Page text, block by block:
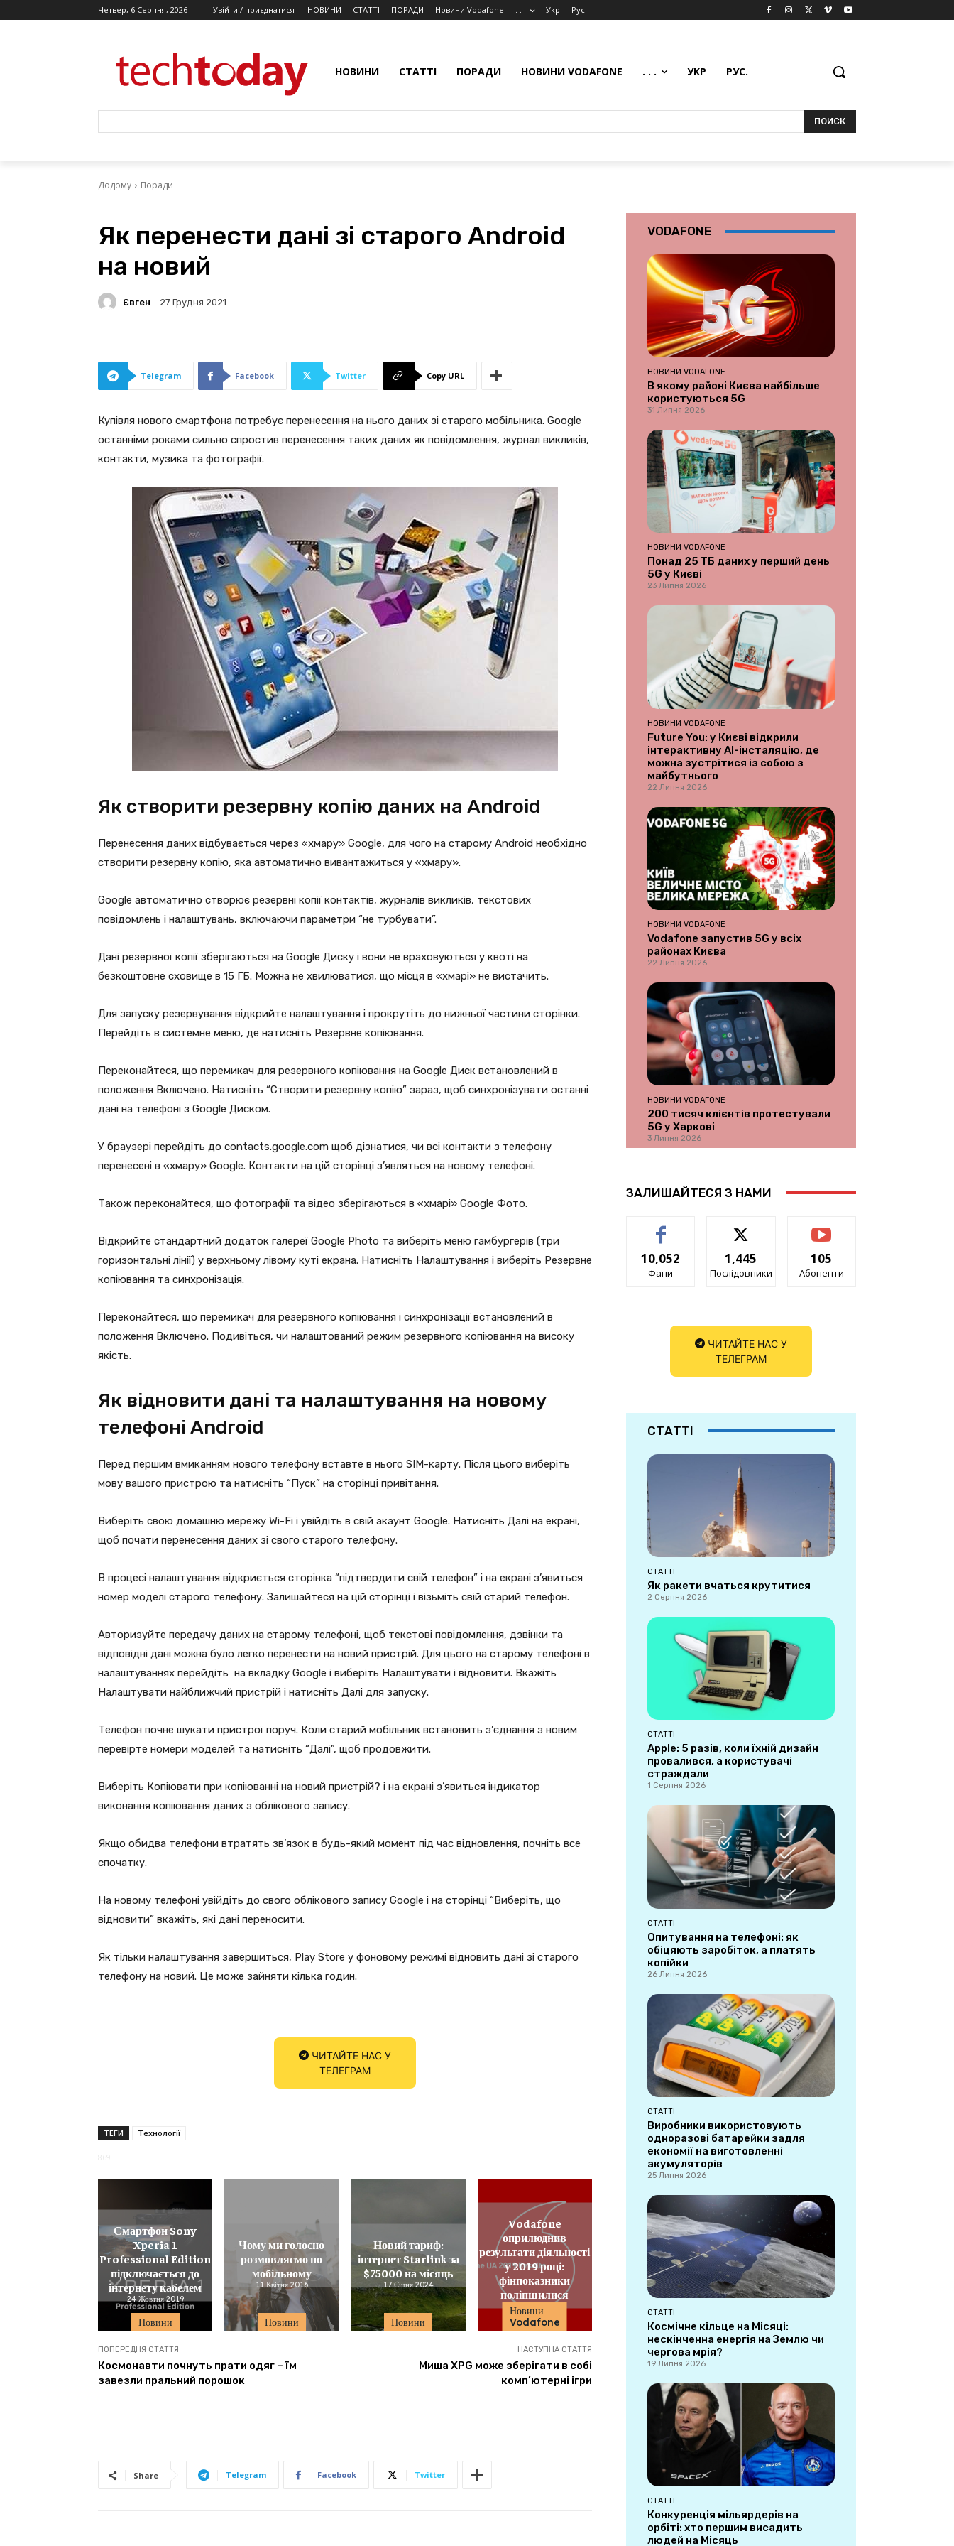
Четвер, 6 Серпня, 2026 Увійти / приєднатися НОВИНИ СТАТТІ ПОРАДИ Новини Vodafone . . . Укр Рус.
НОВИНИ СТАТТІ ПОРАДИ НОВИНИ VODAFONE . . . УКР РУС.
ПОИСК
Додому Поради
Як перенести дані зі старого Android
на новий
Євген 27 Грудня 2021
Telegram Facebook Twitter Copy URL
Купівля нового смартфона потребує перенесення на нього даних зі старого мобільника. Google
останніми роками сильно спростив перенесення таких даних як повідомлення, журнал викликів,
контакти, музика та фотографії.
Як створити резервну копію даних на Android
Перенесення даних відбувається через «хмару» Google, для чого на старому Android необхідно
створити резервну копію, яка автоматично вивантажиться у «хмару».
Google автоматично створює резервні копії контактів, журналів викликів, текстових
повідомлень і налаштувань, включаючи параметри “не турбувати”.
Дані резервної копії зберігаються на Google Диску і вони не враховуються у квоті на
безкоштовне сховище в 15 ГБ. Можна не хвилюватися, що місця в «хмарі» не вистачить.
Для запуску резервування відкрийте налаштування і прокрутіть до нижньої частини сторінки.
Перейдіть в системне меню, де натисніть Резервне копіювання.
Переконайтеся, що перемикач для резервного копіювання на Google Диск встановлений в
положення Включено. Натисніть “Створити резервну копію” зараз, щоб синхронізувати останні
дані на телефоні з Google Диском.
У браузері перейдіть до contacts.google.com щоб дізнатися, чи всі контакти з телефону
перенесені в «хмару» Google. Контакти на цій сторінці з’являться на новому телефоні.
Також переконайтеся, що фотографії та відео зберігаються в «хмарі» Google Фото.
Відкрийте стандартний додаток галереї Google Photo та виберіть меню гамбургерів (три
горизонтальні лінії) у верхньому лівому куті екрана. Натисніть Налаштування і виберіть Резервне
копіювання та синхронізація.
Переконайтеся, що перемикач для резервного копіювання і синхронізації встановлений в
положення Включено. Подивіться, чи налаштований режим резервного копіювання на високу
якість.
Як відновити дані та налаштування на новому
телефоні Android
Перед першим вмиканням нового телефону вставте в нього SIM-карту. Після цього виберіть
мову вашого пристрою та натисніть “Пуск” на сторінці привітання.
Виберіть свою домашню мережу Wi-Fi і увійдіть в свій акаунт Google. Натисніть Далі на екрані,
щоб почати перенесення даних зі свого старого телефону.
В процесі налаштування відкриється сторінка “підтвердити свій телефон” і на екрані з’явиться
номер моделі старого телефону. Залишайтеся на цій сторінці і візьміть свій старий телефон.
Авторизуйте передачу даних на старому телефоні, щоб текстові повідомлення, дзвінки та
відповідні дані можна було легко перенести на новий пристрій. Для цього на старому телефоні в
налаштуваннях перейдіть на вкладку Google і виберіть Налаштувати і відновити. Вкажіть
Налаштувати найближчий пристрій і натисніть Далі для запуску.
Телефон почне шукати пристрої поруч. Коли старий мобільник встановить з’єднання з новим
перевірте номери моделей та натисніть “Далі”, щоб продовжити.
Виберіть Копіювати при копіюванні на новий пристрій? і на екрані з’явиться індикатор
виконання копіювання даних з облікового запису.
Якщо обидва телефони втратять зв’язок в будь-який момент під час відновлення, почніть все
спочатку.
На новому телефоні увійдіть до свого облікового запису Google і на сторінці “Виберіть, що
відновити” вкажіть, які дані переносити.
Як тільки налаштування завершиться, Play Store у фоновому режимі відновить дані зі старого
телефону на новий. Це може зайняти кілька годин.
ЧИТАЙТЕ НАС У
ТЕЛЕГРАМ
ТЕГИ Технології
Новини
Смартфон Sony
Xperia 1
Professional Edition
підключається до
інтернету кабелем
24 Жовтня 2019
Новини
Чому ми голосно
розмовляємо по
мобільному
11 Квітня 2016
Новини
Новий тариф:
інтернет Starlink за
$75000 на місяць
17 Січня 2024
Новини
Vodafone
Vodafone
оприлюднив
результати діяльності
у 2019 році:
фінпоказники
поліпшилися
21 Квітня 2020
ПОПЕРЕДНЯ СТАТТЯ
Космонавти почнуть прати одяг – їм
завезли пральний порошок
НАСТУПНА СТАТТЯ
Миша XPG може зберігати в собі
комп’ютерні ігри
Share Telegram Facebook Twitter
VODAFONE
НОВИНИ VODAFONE
В якому районі Києва найбільше
користуються 5G
31 Липня 2026
НОВИНИ VODAFONE
Понад 25 ТБ даних у перший день
5G у Києві
23 Липня 2026
НОВИНИ VODAFONE
Future You: у Києві відкрили
інтерактивну AI-інсталяцію, де
можна зустрітися із собою з
майбутнього
22 Липня 2026
НОВИНИ VODAFONE
Vodafone запустив 5G у всіх
районах Києва
22 Липня 2026
НОВИНИ VODAFONE
200 тисяч клієнтів протестували
5G у Харкові
3 Липня 2026
ЗАЛИШАЙТЕСЯ З НАМИ
10,052
Фани
1,445
Послідовники
105
Абоненти
ЧИТАЙТЕ НАС У
ТЕЛЕГРАМ
СТАТТІ
СТАТТІ
Як ракети вчаться крутитися
2 Серпня 2026
СТАТТІ
Apple: 5 разів, коли їхній дизайн
провалився, а користувачі
страждали
1 Серпня 2026
СТАТТІ
Опитування на телефоні: як
обіцяють заробіток, а платять
копійки
26 Липня 2026
СТАТТІ
Виробники використовують
одноразові батарейки задля
економії на виготовленні
акумуляторів
25 Липня 2026
СТАТТІ
Космічне кільце на Місяці:
нескінченна енергія на Землю чи
чергова мрія?
19 Липня 2026
СТАТТІ
Конкуренція мільярдерів на
орбіті: хто першим висадить
людей на Місяць